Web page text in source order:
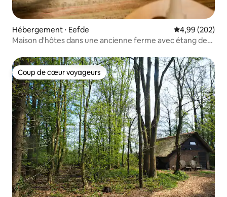
Hébergement ⋅ Eefde Évaluation
4,99 (202)
Maison d'hôtes dans une ancienne ferme avec étang de
Coup de cœur voyageurs
Coup de cœur voyageurs